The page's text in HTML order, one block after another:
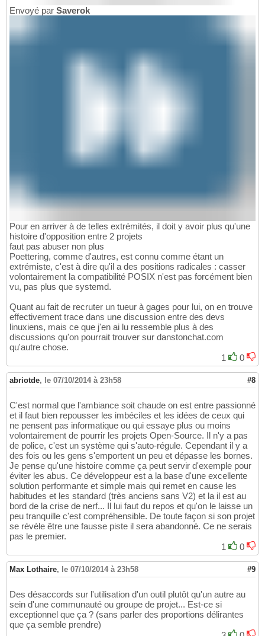
Envoyé par Saverok
Pour en arriver à de telles extrémités, il doit y avoir plus qu'une
histoire d'opposition entre 2 projets
faut pas abuser non plus
Poettering, comme d'autres, est connu comme étant un
extrémiste, c'est à dire qu'il a des positions radicales : casser
volontairement la compatibilité POSIX n'est pas forcément bien
vu, pas plus que systemd.
Quant au fait de recruter un tueur à gages pour lui, on en trouve
effectivement trace dans une discussion entre des devs
linuxiens, mais ce que j'en ai lu ressemble plus à des
discussions qu'on pourrait trouver sur danstonchat.com
qu'autre chose.
1
0
abriotde, le 07/10/2014 à 23h58 #8
C'est normal que l'ambiance soit chaude on est entre passionné
et il faut bien repousser les imbéciles et les idées de ceux qui
ne pensent pas informatique ou qui essaye plus ou moins
volontairement de pourrir les projets Open-Source. Il n'y a pas
de police, c'est un système qui s'auto-régule. Cependant il y a
des fois ou les gens s'emportent un peu et dépasse les bornes.
Je pense qu'une histoire comme ça peut servir d'exemple pour
éviter les abus. Ce développeur est a la base d'une excellente
solution performante et simple mais qui remet en cause les
habitudes et les standard (très anciens sans V2) et la il est au
bord de la crise de nerf... Il lui faut du repos et qu'on le laisse un
peu tranquille c'est compréhensible. De toute façon si son projet
se révèle être une fausse piste il sera abandonné. Ce ne serais
pas le premier.
1
0
Max Lothaire, le 07/10/2014 à 23h58 #9
Des désaccords sur l'utilisation d'un outil plutôt qu'un autre au
sein d'une communauté ou groupe de projet... Est-ce si
exceptionnel que ça ? (sans parler des proportions délirantes
que ça semble prendre)